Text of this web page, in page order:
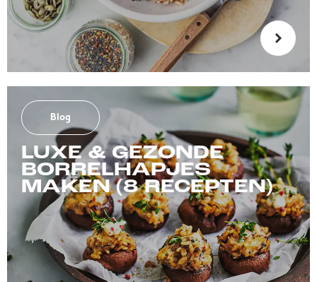
Blog
LUXE & GEZONDE
BORRELHAPJES
MAKEN (8 RECEPTEN)